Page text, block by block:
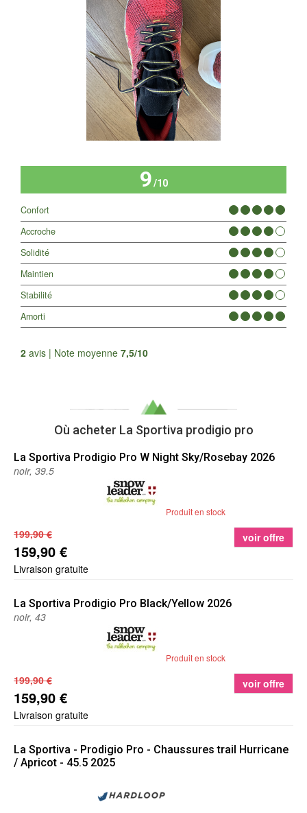
9/10
Confort
Accroche
Solidité
Maintien
Stabilité
Amorti
2 avis | Note moyenne 7,5/10
Où acheter La Sportiva prodigio pro
La Sportiva Prodigio Pro W Night Sky/Rosebay 2026
noir, 39.5
Produit en stock
199,90 €
159,90 €
Livraison gratuite
voir offre
La Sportiva Prodigio Pro Black/Yellow 2026
noir, 43
Produit en stock
199,90 €
159,90 €
Livraison gratuite
voir offre
La Sportiva - Prodigio Pro - Chaussures trail Hurricane
/ Apricot - 45.5 2025